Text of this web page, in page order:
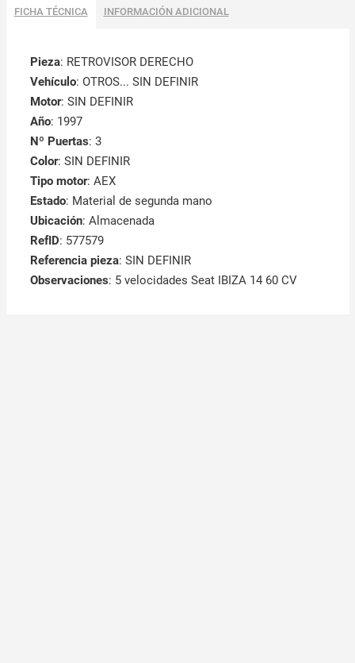
FICHA TÉCNICA INFORMACIÓN ADICIONAL
Pieza: RETROVISOR DERECHO
Vehículo: OTROS... SIN DEFINIR
Motor: SIN DEFINIR
Año: 1997
Nº Puertas: 3
Color: SIN DEFINIR
Tipo motor: AEX
Estado: Material de segunda mano
Ubicación: Almacenada
RefID: 577579
Referencia pieza: SIN DEFINIR
Observaciones: 5 velocidades Seat IBIZA 14 60 CV